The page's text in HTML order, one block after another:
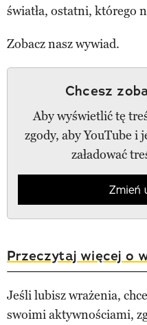
światła, ostatni, którego
Zobacz nasz wywiad.
Chcesz
Aby wyświetlić tę
zgody, aby YouTube i
załadować
Zmień
Przeczytaj więcej o
Jeśli lubisz wrażenia,
swoimi aktywnościami,